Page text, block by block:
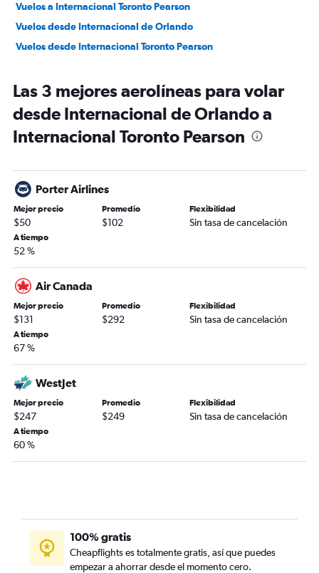
Vuelos a Internacional Toronto Pearson
Vuelos desde Internacional de Orlando
Vuelos desde Internacional Toronto Pearson
Las 3 mejores aerolíneas para volar
desde Internacional de Orlando a
Internacional Toronto Pearson
Porter Airlines
Mejor precio
$50
Promedio
$102
Flexibilidad
Sin tasa de cancelación
A tiempo
52 %
Air Canada
Mejor precio
$131
Promedio
$292
Flexibilidad
Sin tasa de cancelación
A tiempo
67 %
WestJet
Mejor precio
$247
Promedio
$249
Flexibilidad
Sin tasa de cancelación
A tiempo
60 %
100% gratis
Cheapflights es totalmente gratis, así que puedes
empezar a ahorrar desde el momento cero.